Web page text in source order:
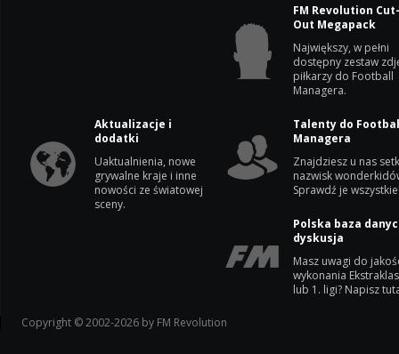
FM Revolution
Out Megapack
Największy, w pełni
dostępny zestaw
piłkarzy do Football
Managera.
Aktualizacje i
dodatki
Uaktualnienia, nowe
grywalne kraje i inne
nowości ze światowej
sceny.
Talenty do
Managera
Znajdziesz u nas
nazwisk
Sprawdź je
Polska baza
dyskusja
Masz uwagi do
wykonania
lub 1. ligi? Napisz
Copyright © 2002-2026 by FM Revolution